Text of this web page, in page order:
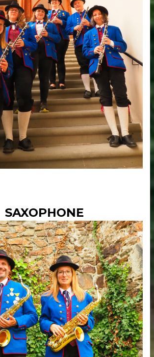
SAXOPHONE